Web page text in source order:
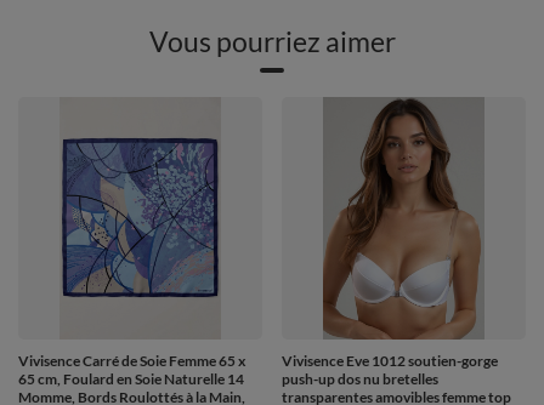
Vous pourriez aimer
Vivisence Carré de Soie Femme 65 x
65 cm, Foulard en Soie Naturelle 14
Momme, Bords Roulottés à la Main,
Vivisence Eve 1012 soutien-gorge
push-up dos nu bretelles
transparentes amovibles femme top